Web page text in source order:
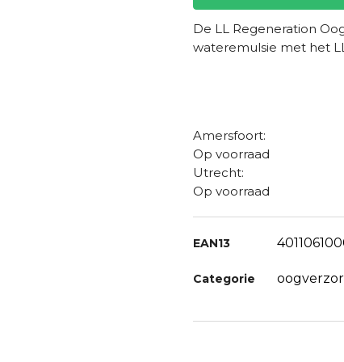
De LL Regeneration
wateremulsie met het
Amersfoort:
Op voorraad
Utrecht:
Op voorraad
EAN13
Categorie